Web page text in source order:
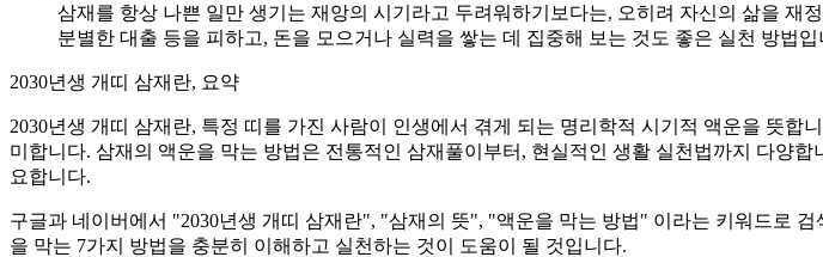
삼재를 항상 나쁜 일만 생기는 재앙의 시기라고 두려워하기보다는, 오히려 자신의 삶을
분별한 대출 등을 피하고, 돈을 모으거나 실력을 쌓는 데 집중해 보는 것도 좋은 실천 방법입
2030년생 개띠 삼재란, 요약
2030년생 개띠 삼재란, 특정 띠를 가진 사람이 인생에서 겪게 되는 명리학적 시기적 액운을 뜻
미합니다. 삼재의 액운을 막는 방법은 전통적인 삼재풀이부터, 현실적인 생활 실천법까지 다양
요합니다.
구글과 네이버에서 "2030년생 개띠 삼재란", "삼재의 뜻", "액운을 막는 방법" 이라는 키워드로
을 막는 7가지 방법을 충분히 이해하고 실천하는 것이 도움이 될 것입니다.